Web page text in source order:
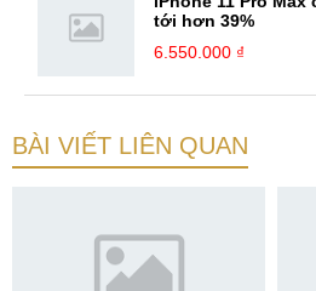
tới hơn 39%
6.550.000 ₫
BÀI VIẾT LIÊN QUAN